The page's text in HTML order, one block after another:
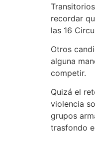
recordar
las 16
Otros
alguna
competir.
Quizá el
violencia
grupos
trasfondo